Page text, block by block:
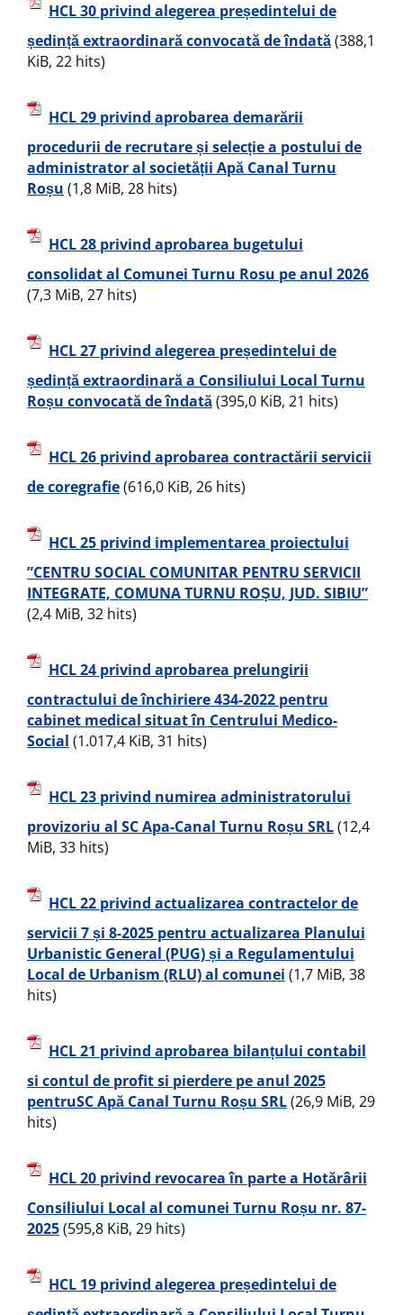
HCL 30 privind alegerea președintelui de
ședință extraordinară convocată de îndată(388,1
KiB, 22 hits)
HCL 29 privind aprobarea demarării
procedurii de recrutare și selecție a postului de
administrator al societății Apă Canal Turnu
Roșu (1,8 MiB, 28 hits)
HCL 28 privind aprobarea bugetului
consolidat al Comunei Turnu Rosu pe anul 2026
(7,3 MiB, 27 hits)
HCL 27 privind alegerea președintelui de
ședință extraordinară a Consiliului Local Turnu
Roșu convocată de îndată(395,0 KiB, 21 hits)
HCL 26 privind aprobarea contractării servicii
de coregrafie(616,0 KiB, 26 hits)
HCL 25 privind implementarea proiectului
”CENTRU SOCIAL COMUNITAR PENTRU SERVICII
INTEGRATE, COMUNA TURNU ROȘU, JUD. SIBIU”
(2,4 MiB, 32 hits)
HCL 24 privind aprobarea prelungirii
contractului de închiriere 434-2022 pentru
cabinet medical situat în Centrului Medico-
Social (1.017,4 KiB, 31 hits)
HCL 23 privind numirea administratorului
provizoriu al SC Apa-Canal Turnu Roșu SRL(12,4
MiB, 33 hits)
HCL 22 privind actualizarea contractelor de
servicii 7 și 8-2025 pentru actualizarea Planului
Urbanistic General (PUG) și a Regulamentului
Local de Urbanism (RLU) al comunei (1,7 MiB, 38
hits)
HCL 21 privind aprobarea bilanțului contabil
si contul de profit si pierdere pe anul 2025
pentruSC Apă Canal Turnu Roșu SRL(26,9 MiB, 29
hits)
HCL 20 privind revocarea în parte a Hotărârii
Consiliului Local al comunei Turnu Roșu nr. 87-
2025(595,8 KiB, 29 hits)
HCL 19 privind alegerea președintelui de